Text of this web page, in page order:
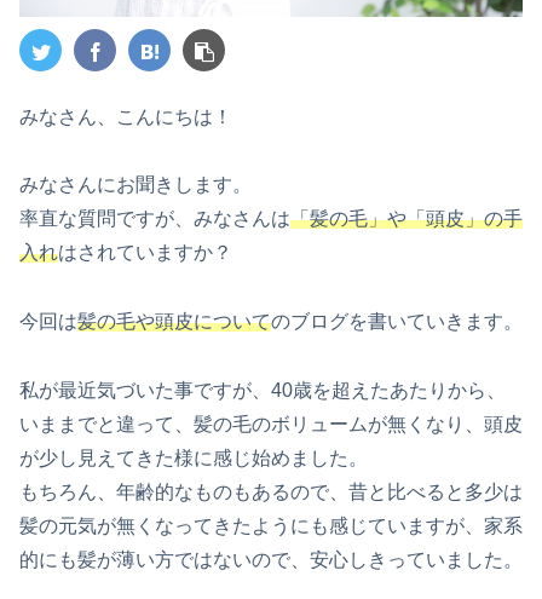
みなさん、こんにちは！
みなさんにお聞きします。
率直な質問ですが、みなさんは「髪の毛」や「頭皮」の手
入れはされていますか？
今回は髪の毛や頭皮についてのブログを書いていきます。
私が最近気づいた事ですが、40歳を超えたあたりから、
いままでと違って、髪の毛のボリュームが無くなり、頭皮
が少し見えてきた様に感じ始めました。
もちろん、年齢的なものもあるので、昔と比べると多少は
髪の元気が無くなってきたようにも感じていますが、家系
的にも髪が薄い方ではないので、安心しきっていました。